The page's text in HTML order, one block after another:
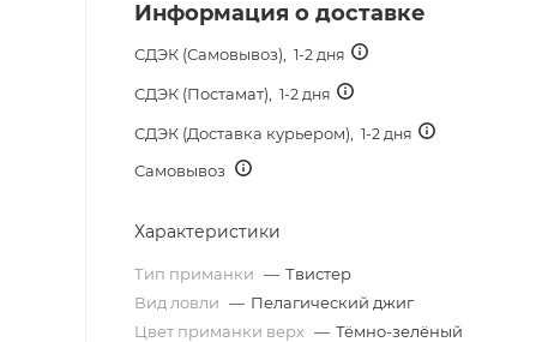
Информация о доставке
СДЭК (Самовывоз), 1-2 дня
СДЭК (Постамат), 1-2 дня
СДЭК (Доставка курьером), 1-2 дня
Самовывоз
Характеристики
Тип приманки — Твистер
Вид ловли — Пелагический джиг
Цвет приманки верх — Тёмно-зелёный